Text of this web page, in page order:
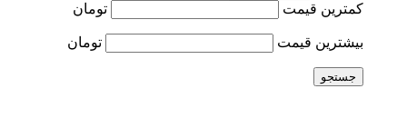
کمترین قیمت
تومان
بیشترین قیمت تومان
جستجو